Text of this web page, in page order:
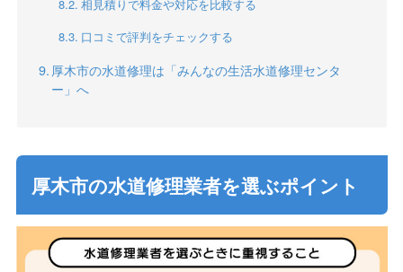
相見積りで料金や対応を比較する
口コミで評判をチェックする
厚木市の水道修理は「みんなの生活水道修理センタ
ー」へ
厚木市の水道修理業者を選ぶポイント